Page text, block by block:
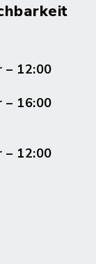
– 12:00
– 16:00
– 12:00